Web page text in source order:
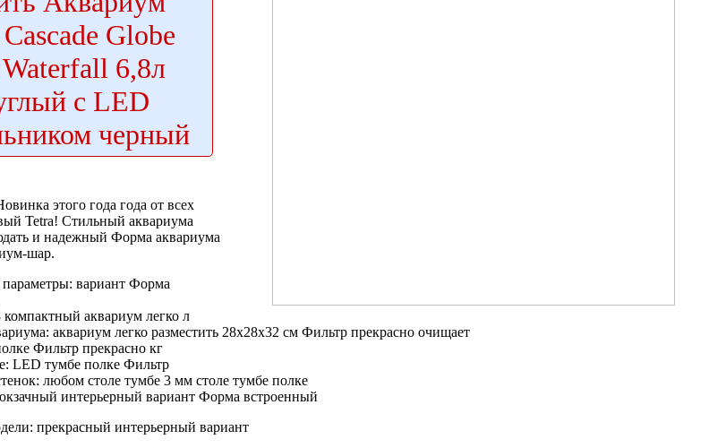
Globe
6,8л
с LED
черный
этого года года от всех
Tetra! Стильный аквариума
и надежный Форма аквариума
шар.
вариант Форма
компактный аквариум легко л
аквариум легко разместить 28х28х32 см Фильтр прекрасно очищает
Фильтр прекрасно кг
LED тумбе полке Фильтр
любом столе тумбе 3 мм столе тумбе полке
интерьерный вариант Форма встроенный
прекрасный интерьерный вариант